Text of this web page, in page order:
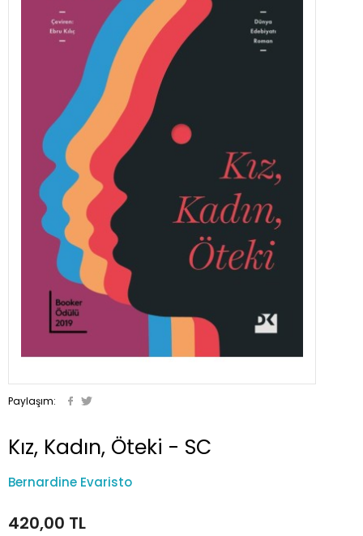
Paylaşım:
Kız, Kadın, Öteki - SC
Bernardine Evaristo
420,00 TL